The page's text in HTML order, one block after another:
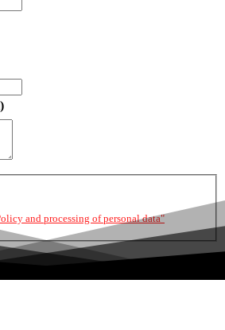
and processing of personal data"